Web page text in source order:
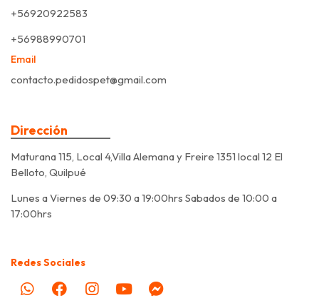
+56920922583
+56988990701
Email
contacto.pedidospet@gmail.com
Dirección
Maturana 115, Local 4,Villa Alemana y Freire 1351 local 12 El
Belloto, Quilpué
Lunes a Viernes de 09:30 a 19:00hrs Sabados de 10:00 a
17:00hrs
Redes Sociales